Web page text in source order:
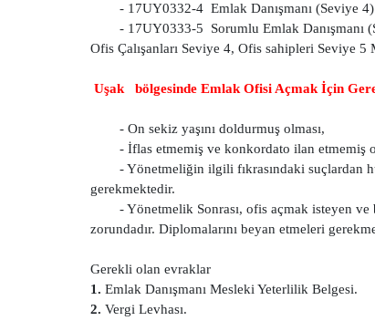
- 17UY0332-4 Emlak Danışmanı (Seviye 4)
- 17UY0333-5 Sorumlu Emlak Danışmanı
Ofis Çalışanları Seviye 4, Ofis sahipleri Seviye
Uşak bölgesinde Emlak Ofisi Açmak İçin
- On sekiz yaşını doldurmuş olması,
- İflas etmemiş ve konkordato ilan etmemiş
- Yönetmeliğin ilgili fıkrasındaki suçlardan
gerekmektedir.
- Yönetmelik Sonrası, ofis açmak isteyen
zorundadır. Diplomalarını beyan etmeleri
Gerekli olan evraklar
1. Emlak Danışmanı Mesleki Yeterlilik Belgesi.
2. Vergi Levhası.